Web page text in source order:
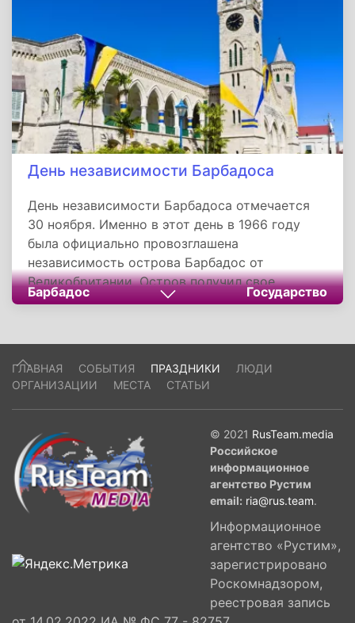
День независимости Барбадоса
День независимости Барбадоса отмечается
30 ноября. Именно в этот день в 1966 году
была официально провозглашена
независимость острова Барбадос от
Великобритании. Остров получил свое
название в 1536 году с легкой руки
необитаем.
Барбадос Государство
ГЛАВНАЯ СОБЫТИЯ ПРАЗДНИКИ
ЛЮДИ
ОРГАНИЗАЦИИ
МЕСТА СТАТЬИ
© 2021 RusTeam.media
Российское
информационное
агентство Рустим
email: ria@rus.team.
Информационное
агентство «Рустим»,
зарегистрировано
Роскомнадзором,
реестровая запись